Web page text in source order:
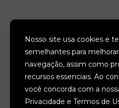
Fale Conosco
ACESSIBILIDADE
PRIVACIDADE
Nosso site usa cookies e
semelhantes para
navegação, assim como
recursos essenciais. Ao
você concorda com a
Privacidade e Termos de